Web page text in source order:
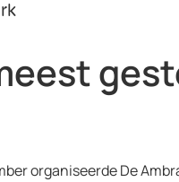
organiseerde De